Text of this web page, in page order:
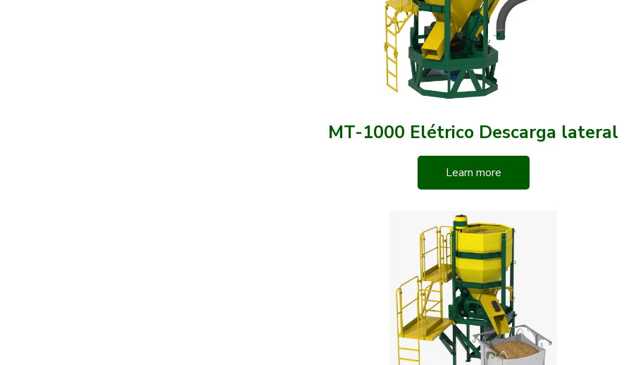
MT-1000 Elétrico Descarga lateral
Learn more